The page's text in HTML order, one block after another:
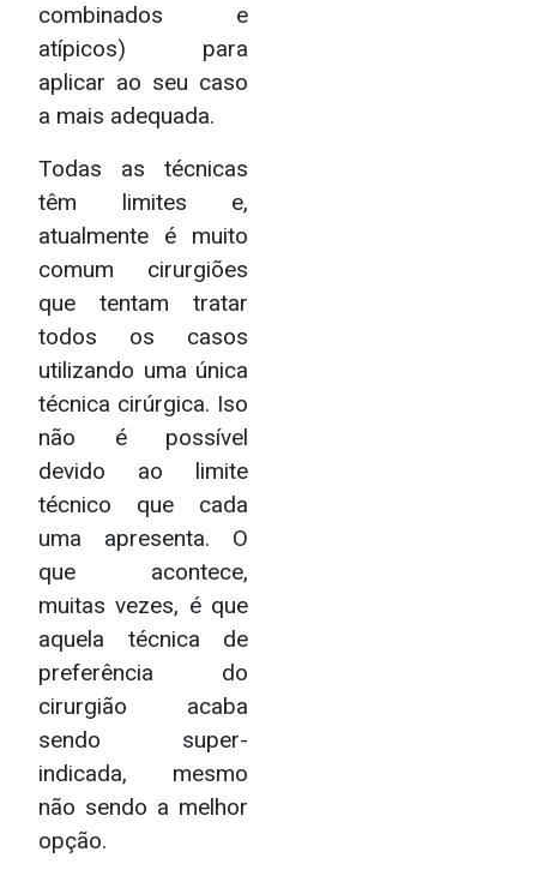
combinados e
atípicos) para
aplicar ao seu caso
a mais adequada.
Todas as técnicas
têm limites e,
atualmente é muito
comum cirurgiões
que tentam tratar
todos os casos
utilizando uma única
técnica cirúrgica. Iso
não é possível
devido ao limite
técnico que cada
uma apresenta. O
que acontece,
muitas vezes, é que
aquela técnica de
preferência do
cirurgião acaba
sendo super-
indicada, mesmo
não sendo a melhor
opção.